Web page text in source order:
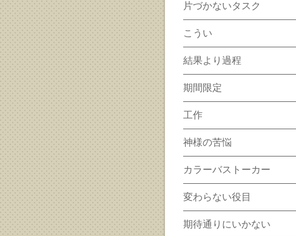
片づかないタスク
こうい
結果より過程
期間限定
工作
神様の苦悩
カラーバストーカー
変わらない役目
期待通りにいかない